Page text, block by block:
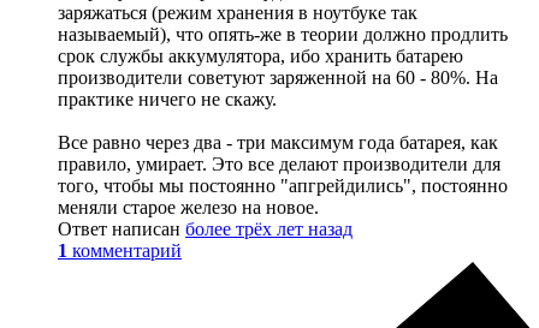
заряжаться (режим хранения в ноутбуке так
называемый), что опять-же в теории должно продлить
срок службы аккумулятора, ибо хранить батарею
производители советуют заряженной на 60 - 80%. На
практике ничего не скажу.
Все равно через два - три максимум года батарея, как
правило, умирает. Это все делают производители для
того, чтобы мы постоянно "апгрейдились", постоянно
меняли старое железо на новое.
Ответ написан более трёх лет назад
1 комментарий